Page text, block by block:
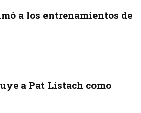
a los entrenamientos de
a Pat Listach como